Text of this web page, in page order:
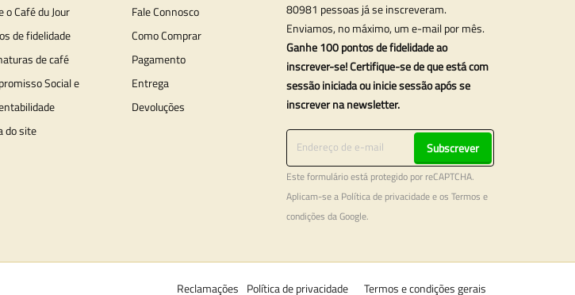
o Café du Jour
de fidelidade
de café
Social e
do site
Fale Connosco
Como Comprar
Pagamento
Entrega
Devoluções
80981 pessoas já se inscreveram.
Enviamos, no máximo, um e-mail por mês.
Ganhe 100 pontos de fidelidade ao
inscrever-se! Certifique-se de que está com
sessão iniciada ou inicie sessão após se
inscrever na newsletter.
Subscrever
Este formulário está protegido por reCAPTCHA.
Aplicam-se a Política de privacidadee os Termos e
condições da Google.
Termos e condições gerais
Política de privacidade
Reclamações